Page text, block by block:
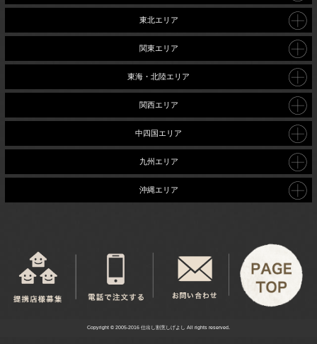
東北エリア
関東エリア
東海・北陸エリア
関西エリア
中四国エリア
九州エリア
沖縄エリア
Copyright © 2005-2016 仕出し割烹しげよし All rights reserved.